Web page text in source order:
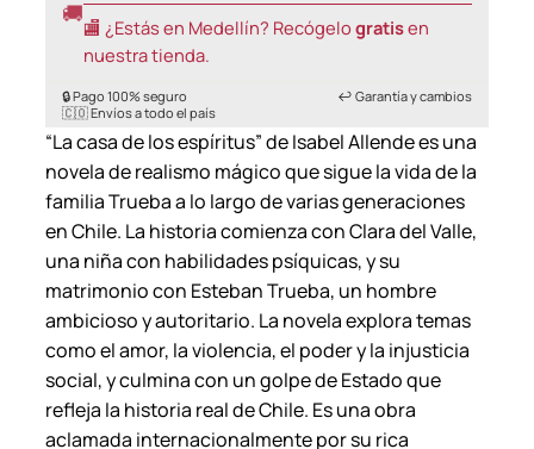
🚚🏬 ¿Estás en Medellín? Recógelo gratisen
nuestra tienda.
🔒 Pago 100% seguro
↩️ Garantía y cambios
🇨🇴 Envíos a todo el país
“La casa de los espíritus” de Isabel Allende es una
novela de realismo mágico que sigue la vida de la
familia Trueba a lo largo de varias generaciones
en Chile. La historia comienza con Clara del Valle,
una niña con habilidades psíquicas, y su
matrimonio con Esteban Trueba, un hombre
ambicioso y autoritario. La novela explora temas
como el amor, la violencia, el poder y la injusticia
social, y culmina con un golpe de Estado que
refleja la historia real de Chile. Es una obra
aclamada internacionalmente por su rica